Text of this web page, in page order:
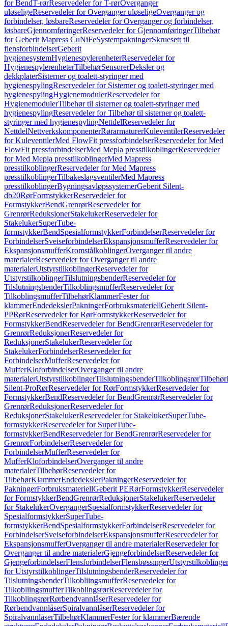
for BendT-rørReservedeler for T-rørOverganger
uløseligeReservedeler for Overganger uløseligeOverganger og
forbindelser, løsbareReservedeler for Overganger og forbindelser,
løsbareGjennomføringerReservedeler for GjennomføringerTilbehør
for Geberit Mapress CuNiFeSystempakningerSkruesett til
flensforbindelserGeberit
hygienesystemHygienespylerenheterReservedeler for
HygienespylerenheterTilbehørSensorerDeksler og
dekkplaterSisterner og toalett-styringer med
hygienespylingReservedeler for Sisterner og toalett-styringer med
hygienespylingHygienemodulerReservedeler for
HygienemodulerTilbehør til sisterner og toalett-styringer med
hygienespylingReservedeler for Tilbehør til sisterner og toalett-
styringer med hygienespylingNettdelReservedeler for
NettdelNettverkskomponenterRørarmaturerKuleventilerReservedeler
for KuleventilerMed FlowFit pressforbindelserReservedeler for Med
FlowFit pressforbindelserMed Mepla presstilkoblingerReservedeler
for Med Mepla presstilkoblingerMed Mapress
presstilkoblingerReservedeler for Med Mapress
presstilkoblingerTilbakeslagsventilerMed Mapress
presstilkoblingerBygningsavløpssystemerGeberit Silent-
db20RørFormstykkerReservedeler for
FormstykkerBendGrenrørReservedeler for
GrenrørReduksjonerStakelukerReservedeler for
StakelukerSuperTube-
formstykkerBendSpesialformstykkerForbindelserReservedeler for
ForbindelserSveiseforbindelserEkspansjonsmufferReservedeler for
EkspansjonsmufferKromstålkoblingerOverganger til andre
materialerReservedeler for Overganger til andre
materialerUtstyrstilkoblingerReservedeler for
UtstyrstilkoblingerTilslutningsbenderReservedeler for
TilslutningsbenderTilkoblingsmufferReservedeler for
TilkoblingsmufferTilbehørKlammerFester for
klammerEndedekslerPakningerForbruksmateriellGeberit Silent-
PPRørReservedeler for RørFormstykkerReservedeler for
FormstykkerBendReservedeler for BendGrenrørReservedeler for
GrenrørReduksjonerReservedeler for
ReduksjonerStakelukerReservedeler for
StakelukerForbindelserReservedeler for
ForbindelserMufferReservedeler for
MufferKloforbindelserOverganger til andre
materialerUtstyrstilkoblingerTilslutningsbenderTilkoblingsrørTilbehør
Silent-ProRørReservedeler for RørFormstykkerReservedeler for
FormstykkerBendReservedeler for BendGrenrørReservedeler for
GrenrørReduksjonerReservedeler for
ReduksjonerStakelukerReservedeler for StakelukerSuperTube-
formstykkerReservedeler for SuperTube-
formstykkerBendReservedeler for BendGrenrørReservedeler for
GrenrørForbindelserReservedeler for
ForbindelserMufferReservedeler for
MufferKloforbindelserOverganger til andre
materialerTilbehørReservedeler for
TilbehørKlammerEndedekslerPakningerReservedeler for
PakningerForbruksmateriellGeberit PERørFormstykkerReservedeler
for FormstykkerBendGrenrørReduksjonerStakelukerReservedeler
for StakelukerOvergangerSpesialformstykkerReservedeler for
SpesialformstykkerSuperTube-
formstykkerBendSpesialformstykkerForbindelserReservedeler for
ForbindelserSveiseforbindelserEkspansjonsmufferReservedeler for
EkspansjonsmufferOverganger til andre materialerReservedeler for
Overganger til andre materialerGjengeforbindelserReservedeler for
GjengeforbindelserFlensforbindelserFlensbøssingerUtstyrstilkoblinger
for UtstyrstilkoblingerTilslutningsbenderReservedeler for
TilslutningsbenderTilkobliingsmufferReservedeler for
TilkobliingsmufferTilkoblingsrørReservedeler for
TilkoblingsrørRørbendvannlåserReservedeler for
RørbendvannlåserSpiralvannlåserReservedeler for
SpiralvannlåserTilbehørKlammerFester for klammerBærende